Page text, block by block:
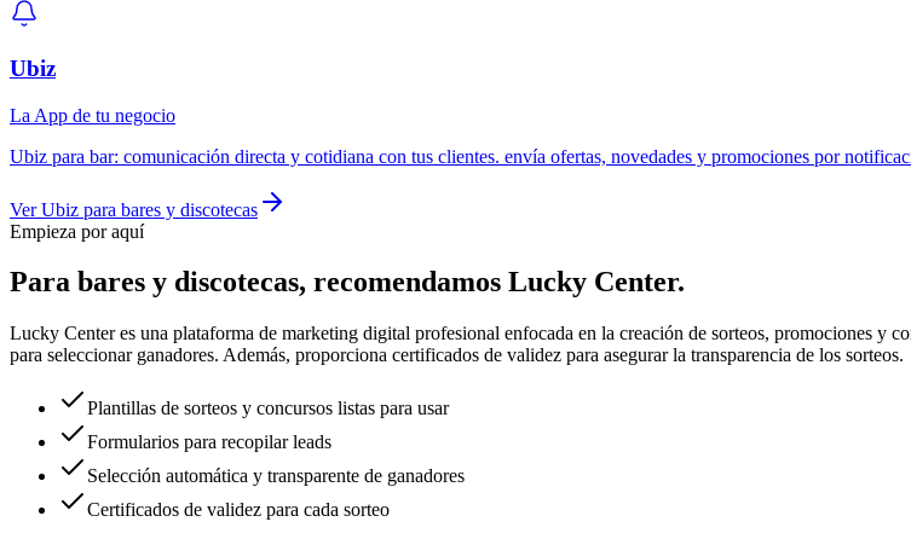
Ubiz
La App de tu negocio
Ubiz para bar: comunicación directa y cotidiana con tus clientes. envía ofertas, novedades y promociones por
VerUbiz para bares y discotecas
Empieza por aquí
Para bares y discotecas, recomendamos Lucky Center.
Lucky Center es una plataforma de marketing digital profesional enfocada en la creación de sorteos, promociones y
para seleccionar ganadores. Además, proporciona certificados de validez para asegurar la transparencia de los sorteos.
Plantillas de sorteos y concursos listas para usar
Formularios para recopilar leads
Selección automática y transparente de ganadores
Certificados de validez para cada sorteo